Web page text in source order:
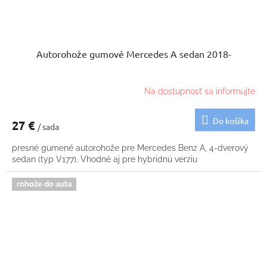
Autorohože gumové Mercedes A sedan 2018-
Na dostupnosť sa informujte
27 € / sada
Do košíka
presné gumené autorohože pre Mercedes Benz A, 4-dverový
sedan (typ V177). Vhodné aj pre hybridnú verziu
rohože do auta